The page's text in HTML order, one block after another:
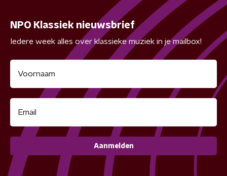
NPO Klassiek nieuwsbrief
Iedere week alles over klassieke muziek in je mailbox!
Aanmelden